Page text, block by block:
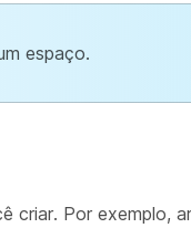
espaço.
criar. Por exemplo,